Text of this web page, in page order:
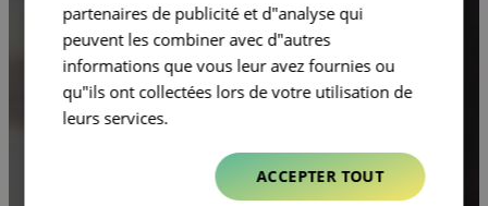
partenaires de publicité et d"analyse qui
peuvent les combiner avec d"autres
informations que vous leur avez fournies ou
qu"ils ont collectées lors de votre utilisation de
leurs services.
ACCEPTER TOUT